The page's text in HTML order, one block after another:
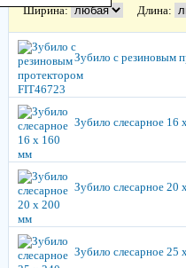
Ширина: Длина:
Зубило с резиновым
Зубило слесарное 16
Зубило слесарное 20
Зубило слесарное 25